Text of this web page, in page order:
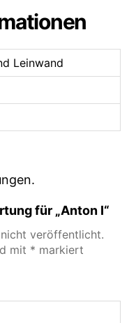
Leinwand
für „Anton I“
veröffentlicht.
mit * markiert